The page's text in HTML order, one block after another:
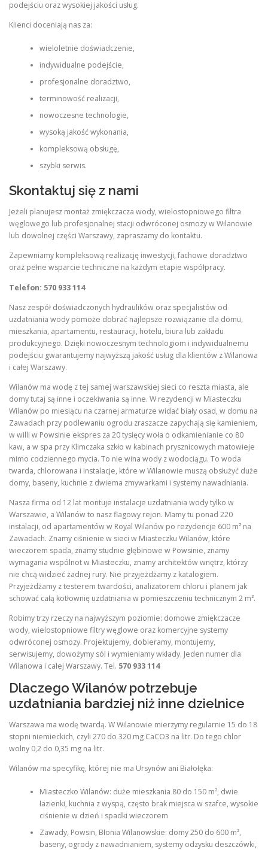
podejściu oraz wysokiej jakości usług.
Klienci doceniają nas za:
wieloletnie doświadczenie,
indywidualne podejście,
profesjonalne doradztwo,
terminowość realizacji,
nowoczesne technologie,
wysoką jakość wykonania,
kompleksową obsługę,
szybki serwis.
Skontaktuj się z nami
Jeżeli planujesz montaż zmiękczacza wody, wielostopniowego filtra
węglowego lub profesjonalnej stacji odwróconej osmozy w Wilanowie
lub dowolnej części Warszawy, zapraszamy do kontaktu.
Zapewniamy kompleksową realizację inwestycji, fachowe doradztwo
oraz pełne wsparcie techniczne na każdym etapie współpracy.
Telefon: 570 933 114
Nasz zespół doświadczonych hydraulików oraz specjalistów od
uzdatniania wody pomoże dobrać najlepsze rozwiązanie dla domu,
mieszkania, apartamentu, restauracji, hotelu, biura lub zakładu
produkcyjnego. Dzięki nowoczesnym technologiom i indywidualnemu
podejściu gwarantujemy najwyższą jakość usług dla klientów z Wilanowa
i całej Warszawy.
Wilanów ma wodę z tej samej warszawskiej sieci co reszta miasta, ale
domy tutaj są inne i oczekiwania są inne. W rezydencji w Miasteczku
Wilanów po miesiącu na czarnej armaturze widać biały osad, w domu na
Zawadach przy podlewaniu ogrodu zraszacze zapychają się kamieniem,
w willi w Powsinie ekspres za 20 tysięcy woła o odkamienianie co 80
kaw, a w spa przy Klimczaka szkło w kabinach prysznicowych matowieje
mimo codziennego mycia. To nie wina wody z wodociągu. To woda
twarda, chlorowana i instalacje, które w Wilanowie muszą obsłużyć duże
domy, baseny, kuchnie z dwiema zmywarkami i systemy nawadniania.
Nasza firma od 12 lat montuje instalacje uzdatniania wody tylko w
Warszawie, a Wilanów to nasz flagowy rejon. Mamy tu ponad 220
instalacji, od apartamentów w Royal Wilanów po rezydencje 600 m² na
Zawadach. Znamy ciśnienie w sieci w Miasteczku Wilanów, które
wieczorem spada, znamy studnie głębinowe w Powsinie, znamy
wymagania wspólnot w Miasteczku, znamy architektów wnętrz, którzy
nie chcą widzieć żadnej rury. Nie przyjeżdżamy z katalogiem.
Przyjeżdżamy z testerem twardości, analizatorem chloru i planem jak
schować całą kotłownię uzdatniania w pomieszczeniu technicznym 2 m².
Robimy trzy rzeczy na najwyższym poziomie: domowe zmiękczacze
wody, wielostopniowe filtry węglowe oraz komercyjne systemy
odwróconej osmozy. Projektujemy, dobieramy, montujemy,
serwisujemy, dowożymy sól i wymieniamy wkłady. Jeden numer dla
Wilanowa i całej Warszawy. Tel. 570 933 114
Dlaczego Wilanów potrzebuje
uzdatniania bardziej niż inne dzielnice
Warszawa ma wodę twardą. W Wilanowie mierzymy regularnie 15 do 18
stopni niemieckich, czyli 270 do 320 mg CaCO3 na litr. Do tego chlor
wolny 0,2 do 0,35 mg na litr.
Wilanów ma specyfikę, której nie ma Ursynów ani Białołęka:
Miasteczko Wilanów: duże mieszkania 80 do 150 m², dwie
łazienki, kuchnia z wyspą, często brak miejsca w szafce, wysokie
ciśnienie w dzień i spadki wieczorem
Zawady, Powsin, Błonia Wilanowskie: domy 250 do 600 m²,
baseny, ogrody z nawadnianiem, systemy odzysku deszczówki,